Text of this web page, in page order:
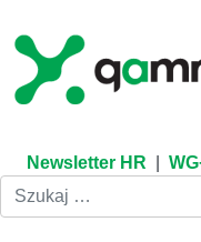
content
Newsletter HR